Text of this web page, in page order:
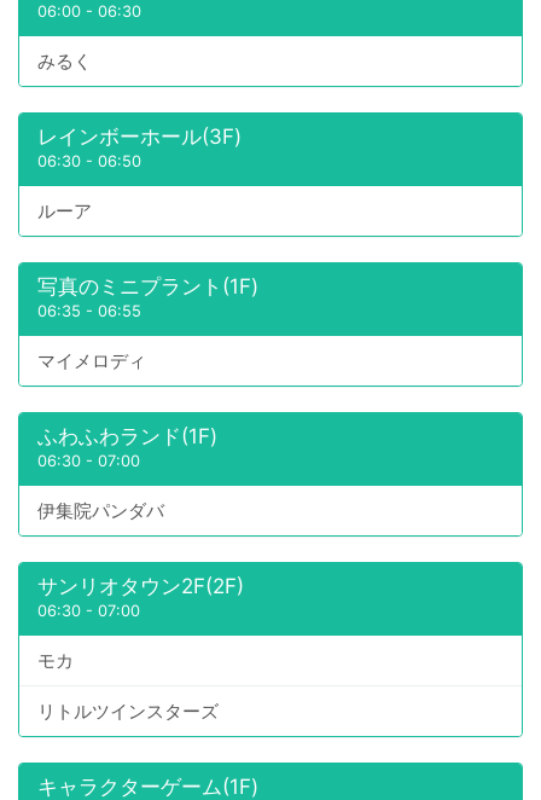
06:00 - 06:30
みるく
レインボーホール(3F)
06:30 - 06:50
ルーア
写真のミニプラント(1F)
06:35 - 06:55
マイメロディ
ふわふわランド(1F)
06:30 - 07:00
伊集院パンダバ
サンリオタウン2F(2F)
06:30 - 07:00
モカ
リトルツインスターズ
キャラクターゲーム(1F)